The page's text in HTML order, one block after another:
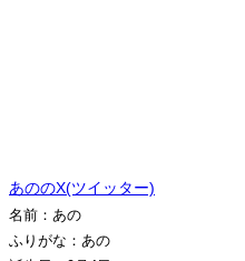
あののX(ツイッター)
名前：あの
ふりがな：あの